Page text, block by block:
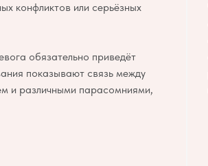
конфликтов или серьёзных
обязательно приведёт
показывают связь между
и различными парасомниями,